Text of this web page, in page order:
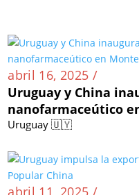
abril 16, 2025 /
Uruguay y China
nanofarmaceútico
Uruguay 🇺🇾
abril 11, 2025 /